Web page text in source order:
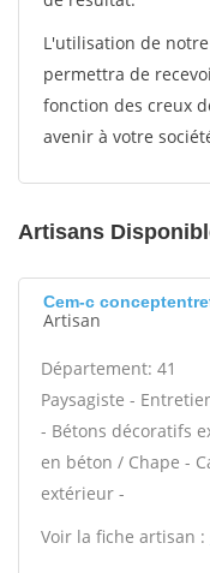
L'utilisation de
permettra de
fonction des creux
avenir à votre
Artisans
Cem-c
Artisan
Département: 41
Paysagiste -
- Bétons décoratifs
en béton / Chape -
extérieur -
Voir la fiche artisan :